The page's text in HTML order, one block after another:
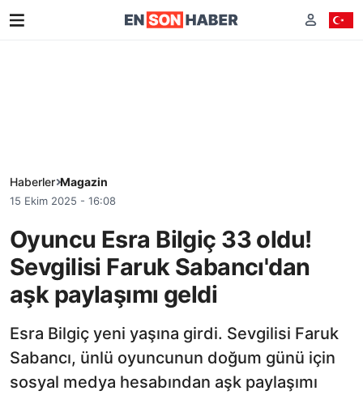
Haberler Magazin
15 Ekim 2025 - 16:08
Oyuncu Esra Bilgiç 33 oldu!
Sevgilisi Faruk Sabancı'dan
aşk paylaşımı geldi
Esra Bilgiç yeni yaşına girdi. Sevgilisi Faruk
Sabancı, ünlü oyuncunun doğum günü için
sosyal medya hesabından aşk paylaşımı